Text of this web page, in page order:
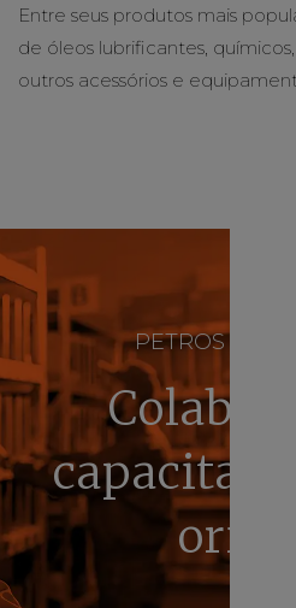
Entre seus produtos mais
de óleos lubrificantes,
outros acessórios e
PETROS